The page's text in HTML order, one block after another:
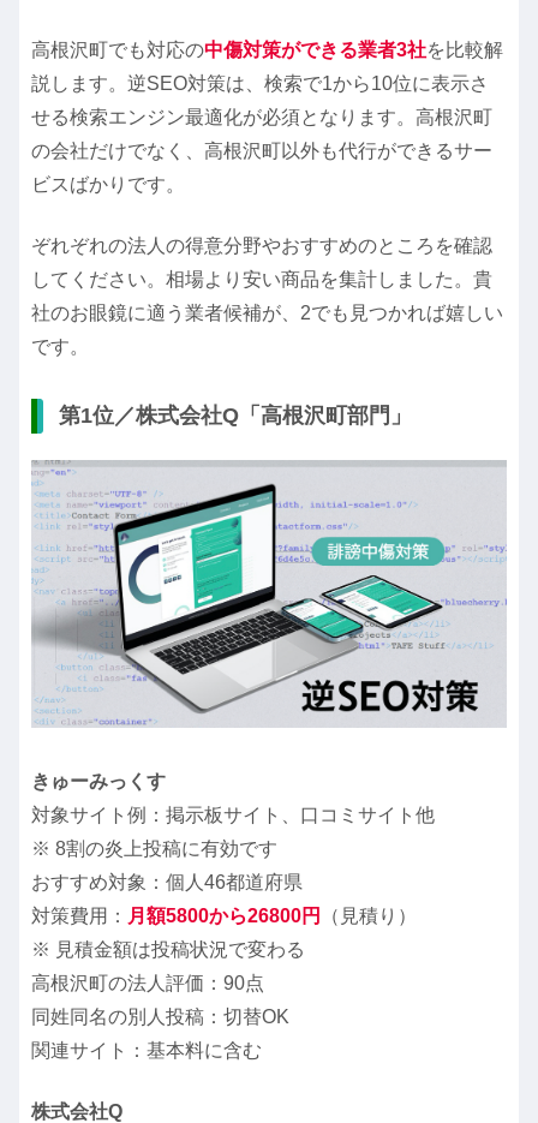
高根沢町でも対応の中傷対策ができる業者3社を比較解
説します。逆SEO対策は、検索で1から10位に表示さ
せる検索エンジン最適化が必須となります。高根沢町
の会社だけでなく、高根沢町以外も代行ができるサー
ビスばかりです。
ぞれぞれの法人の得意分野やおすすめのところを確認
してください。相場より安い商品を集計しました。貴
社のお眼鏡に適う業者候補が、2でも見つかれば嬉しい
です。
第1位／株式会社Q「高根沢町部門」
きゅーみっくす
対象サイト例：掲示板サイト、口コミサイト他
※ 8割の炎上投稿に有効です
おすすめ対象：個人46都道府県
対策費用： 月額5800から26800円
（見積り）
※ 見積金額は投稿状況で変わる
高根沢町の法人評価：90点
同姓同名の別人投稿：切替OK
関連サイト：基本料に含む
株式会社Q